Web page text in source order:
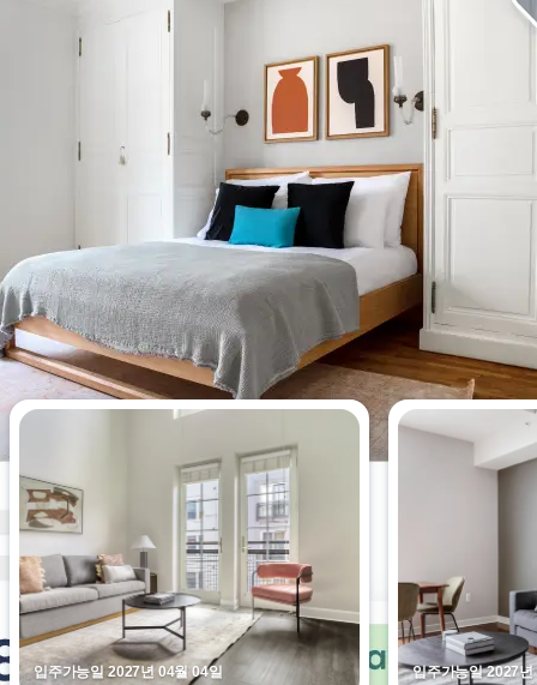
이번 주 가장 많이 본 2-베드룸 아
파트
입주가능일 2027년 04월 04일 입주가능일 2027